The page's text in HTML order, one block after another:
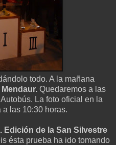
todo. A la mañana
Mendaur. Quedaremos a las
La foto oficial en la
a las 10:30 horas.
Edición de la San Silvestre
ésta prueba ha ido tomando